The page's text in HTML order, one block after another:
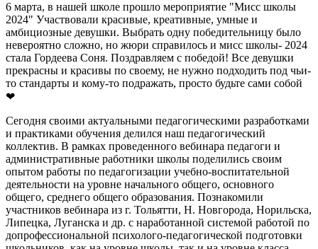
6 марта, в нашей школе прошло мероприятие "Мисс школы
2024" Участвовали красивые, креативные, умные и
амбициозные девушки. Выбрать одну победительницу было
невероятно сложно, но жюри справилось и мисс школы- 2024
стала Гордеева Соня. Поздравляем с победой! Все девушки
прекрасны и красивы по своему, не нужно подходить под чьи-
то стандарты и кому-то подражать, просто будьте сами собой
❤
Сегодня своими актуальными педагогическими разработками
и практиками обучения делился наш педагогический
коллектив. В рамках проведенного вебинара педагоги и
административные работники школы поделились своим
опытом работы по педагогизации учебно-воспитательной
деятельности на уровне начального общего, основного
общего, среднего общего образования. Познакомили
участников вебинара из г. Тольятти, Н. Новгорода, Норильска,
Липецка, Луганска и др. с наработанной системой работой по
допрофессиональной психолого-педагогической подготовки